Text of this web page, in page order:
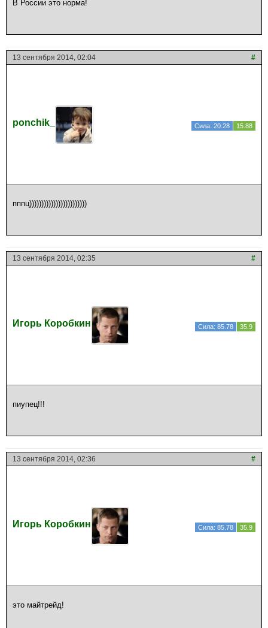
В России это норма!
13 сентября 2014, 02:04 #
ponchik_ Сила: 20.28 15.88
пппц))))))))))))))))))))))))
13 сентября 2014, 02:35 #
Игорь Коробкин Сила: 85.78 35.9
пиупец!!!
13 сентября 2014, 02:36 #
Игорь Коробкин Сила: 85.78 35.9
это майтрейд!